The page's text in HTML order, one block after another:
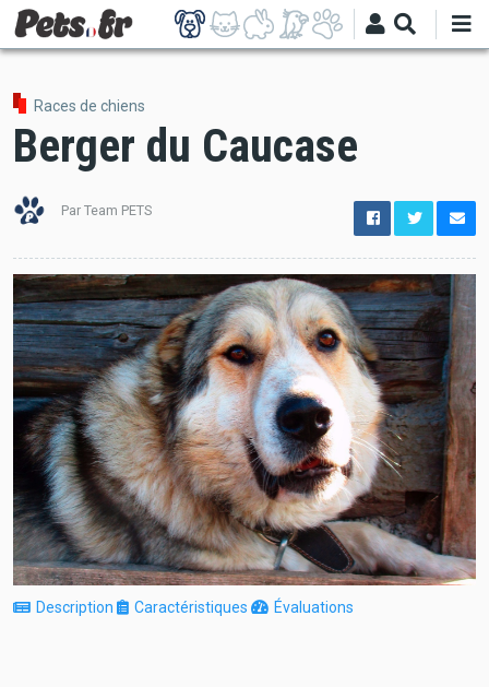
Aller
au
contenu
Races de chiens
Berger du Caucase
Par Team PETS
configuration
Ouvert
Description Caractéristiques Évaluations